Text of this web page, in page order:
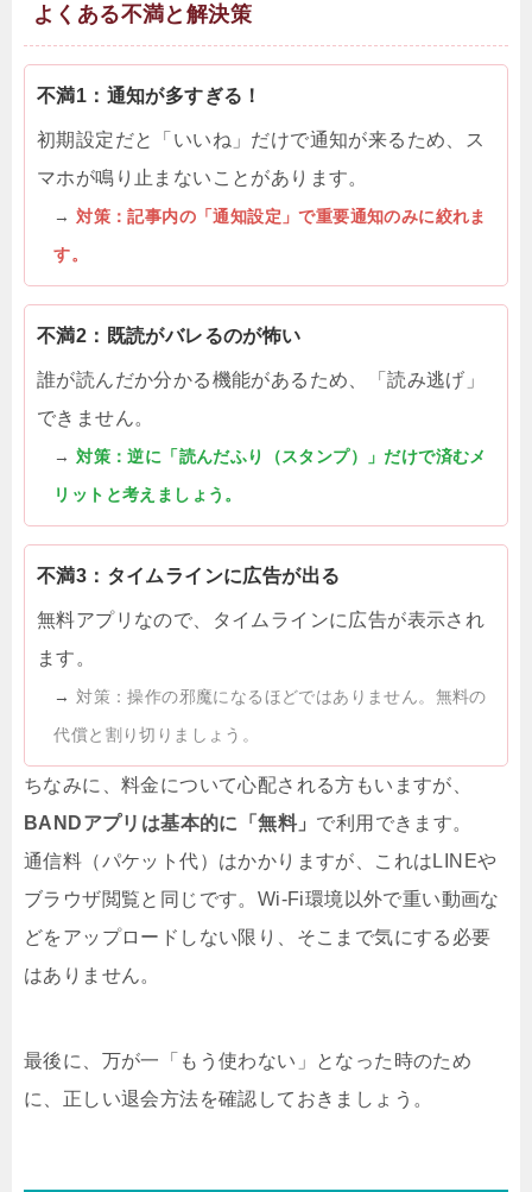
よくある不満と解決策
不満1：通知が多すぎる！
初期設定だと「いいね」だけで通知が来るため、ス
マホが鳴り止まないことがあります。
→対策：記事内の「通知設定」で重要通知のみに絞れま
す。
不満2：既読がバレるのが怖い
誰が読んだか分かる機能があるため、「読み逃げ」
できません。
→対策：逆に「読んだふり（スタンプ）」だけで済むメ
リットと考えましょう。
不満3：タイムラインに広告が出る
無料アプリなので、タイムラインに広告が表示され
ます。
→ 対策：操作の邪魔になるほどではありません。無料の
代償と割り切りましょう。
ちなみに、料金について心配される方もいますが、
BANDアプリは基本的に「無料」 で利用できます。
通信料（パケット代）はかかりますが、これはLINEや
ブラウザ閲覧と同じです。Wi-Fi環境以外で重い動画な
どをアップロードしない限り、そこまで気にする必要
はありません。
最後に、万が一「もう使わない」となった時のため
に、正しい退会方法を確認しておきましょう。